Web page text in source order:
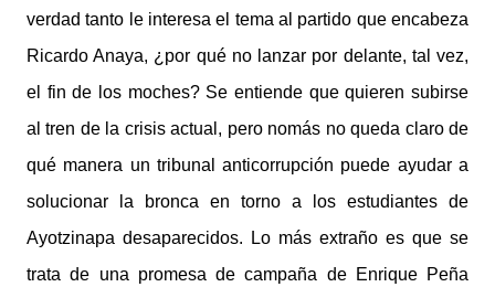
verdad tanto le interesa el tema al partido que encabeza
Ricardo Anaya, ¿por qué no lanzar por delante, tal vez,
el fin de los moches? Se entiende que quieren subirse
al tren de la crisis actual, pero nomás no queda claro de
qué manera un tribunal anticorrupción puede ayudar a
solucionar la bronca en torno a los estudiantes de
Ayotzinapa desaparecidos. Lo más extraño es que se
trata de una promesa de campaña de Enrique Peña